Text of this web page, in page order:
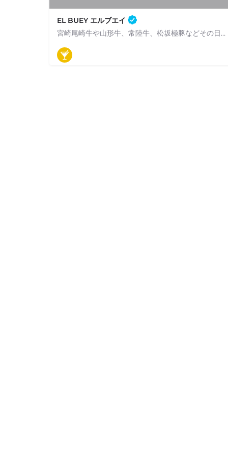
EL BUEY エルブエイ
宮崎尾崎牛や山形牛、常陸牛、松坂極豚などその日一番状態の良い肉を炭火で丁寧に焼き上げます。 赤身肉の炭火焼きのほかにも農家さんから直送したお野菜や、豊洲から直送された鮮魚を使いスペイン現地の味を表現しています。…
050-5597-3584
東京都新宿区神楽坂3-4 AYビル 1F